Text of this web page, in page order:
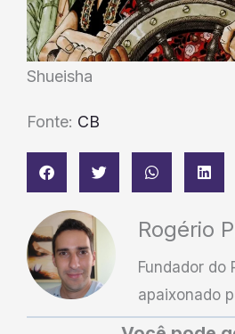
Shueisha
Fonte: CB
Rogério
Fundador do
apaixonado